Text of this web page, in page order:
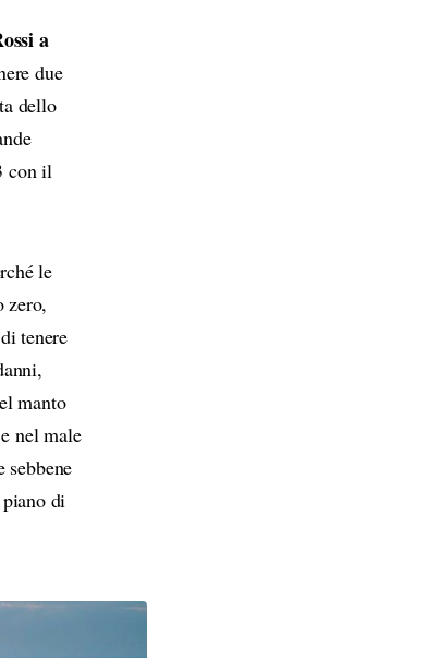
a
due
dello
con il
le
zero,
tenere
manto
nel male
piano di